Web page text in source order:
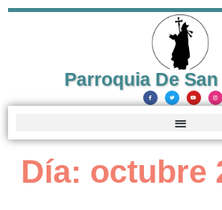
Parroquia De
Día: octubre